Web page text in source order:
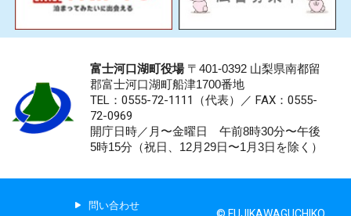
富士河口湖町役場〒401-0392 山梨県南都留
郡富士河口湖町船津1700番地
TEL：0555-72-1111 （代表）／ FAX：0555-
72-0969
開庁日時／月〜金曜日 午前8時30分〜午後
5時15分（祝日、12月29日〜1月3日を除く）
問い合わせ